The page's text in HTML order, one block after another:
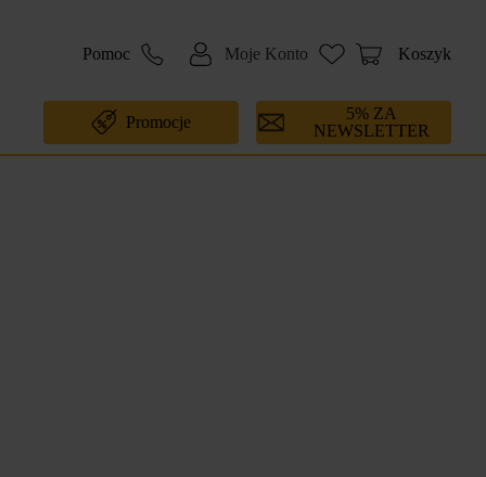
Pomoc Moje Konto Koszyk
Promocje
5% ZA
NEWSLETTER